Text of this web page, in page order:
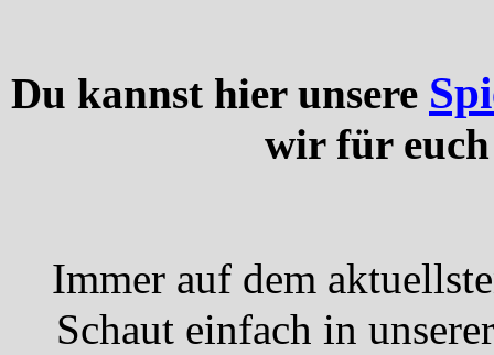
Du kannst hier unsere
wir für
Immer auf dem
Schaut einfach in